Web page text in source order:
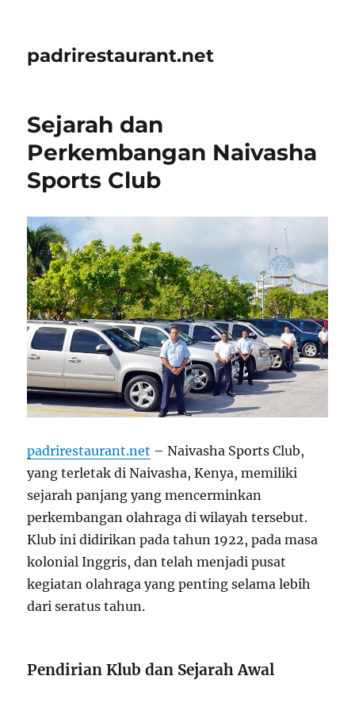
padrirestaurant.net
Sejarah dan
Perkembangan Naivasha
Sports Club
padrirestaurant.net – Naivasha Sports Club,
yang terletak di Naivasha, Kenya, memiliki
sejarah panjang yang mencerminkan
perkembangan olahraga di wilayah tersebut.
Klub ini didirikan pada tahun 1922, pada masa
kolonial Inggris, dan telah menjadi pusat
kegiatan olahraga yang penting selama lebih
dari seratus tahun.
Pendirian Klub dan Sejarah Awal